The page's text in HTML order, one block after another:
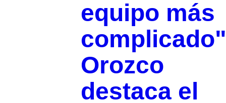
equipo más
Orozco
destaca el